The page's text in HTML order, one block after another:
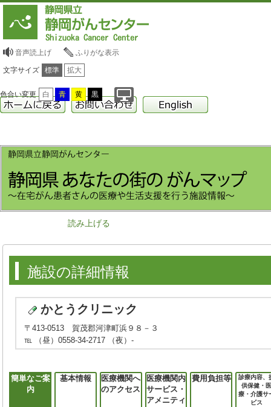
音声読上げ ふりがな表示
文字サイズ 標準 拡大
色合い変更 白 青 黄 黒
読み上げる
施設の詳細情報
かとうクリニック
〒413-0513 賀茂郡河津町浜９８－３
℡ （昼）0558-34-2717 （夜）-
簡単なご案
内
基本情報
医療機関へ
のアクセス
医療機関内
サービス・
アメニティ
費用負担等
診療内容、
供保健・
療・介護サ
ビス